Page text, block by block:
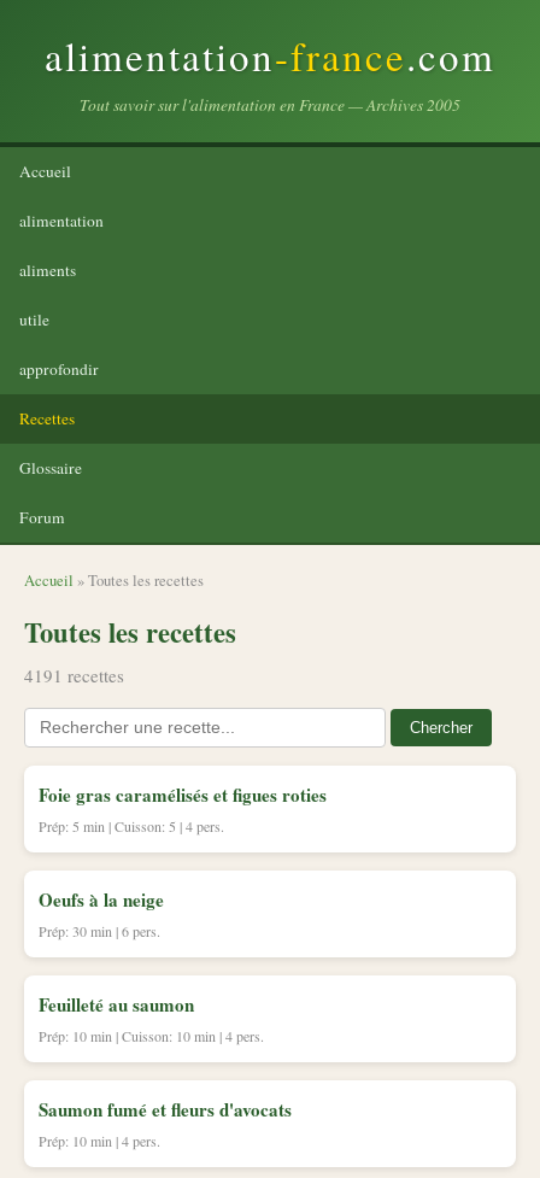
alimentation-france.com
Tout savoir sur l'alimentation en France — Archives 2005
Accueil
alimentation
aliments
utile
approfondir
Recettes
Glossaire
Forum
Accueil » Toutes les recettes
Toutes les recettes
4191 recettes
Chercher
Foie gras caramélisés et figues roties
Prép: 5 min | Cuisson: 5 | 4 pers.
Oeufs à la neige
Prép: 30 min | 6 pers.
Feuilleté au saumon
Prép: 10 min | Cuisson: 10 min | 4 pers.
Saumon fumé et fleurs d'avocats
Prép: 10 min | 4 pers.